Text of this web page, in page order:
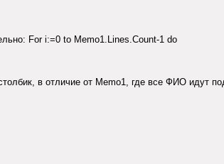
For i:=0 to Memo1.Lines.Count-1 do
в отличие от Memo1, где все ФИО идут